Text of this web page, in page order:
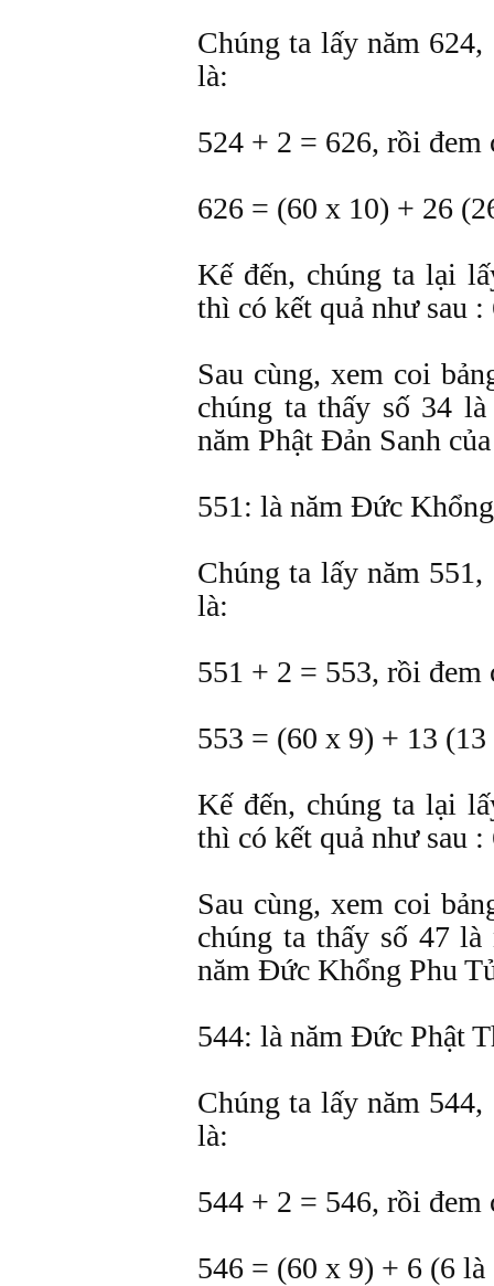
Chúng ta lấy năm
là:
524 + 2 = 626, rồi đem
626 = (60 x 10) + 26
Kế đến, chúng ta lại
thì có kết quả như sau
Sau cùng, xem coi
chúng ta thấy số 34
năm Phật Ðản Sanh
551: là năm Ðức
Chúng ta lấy năm
là:
551 + 2 = 553, rồi đem
553 = (60 x 9) + 13
Kế đến, chúng ta lại
thì có kết quả như sau
Sau cùng, xem coi
chúng ta thấy số 47
năm Ðức Khổng Phu
544: là năm Ðức Phật
Chúng ta lấy năm
là:
544 + 2 = 546, rồi đem
546 = (60 x 9) + 6 (6 là